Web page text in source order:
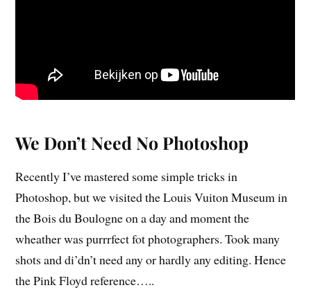
We Don’t Need No Photoshop
Recently I’ve mastered some simple tricks in
Photoshop, but we visited the Louis Vuiton Museum in
the Bois du Boulogne on a day and moment the
wheather was purrrfect fot photographers. Took many
shots and di’dn’t need any or hardly any editing. Hence
the Pink Floyd reference…..